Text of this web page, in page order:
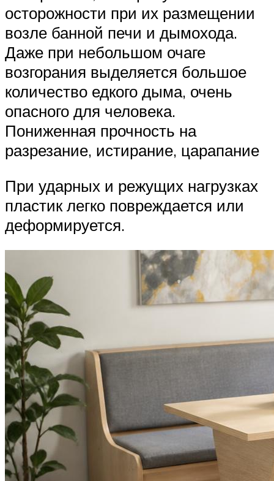
осторожности при их размещении
возле банной печи и дымохода.
Даже при небольшом очаге
возгорания выделяется большое
количество едкого дыма, очень
опасного для человека.
Пониженная прочность на
разрезание, истирание, царапание
При ударных и режущих нагрузках
пластик легко повреждается или
деформируется.